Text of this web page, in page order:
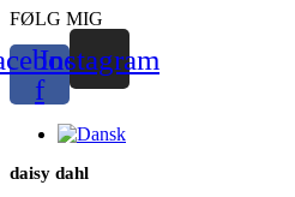
Videre
til
indhold
FØLG MIG
f
Instagram
daisy dahl